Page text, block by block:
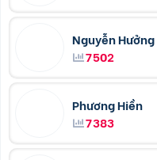
Nguyễn Hưởng
7502
Phương Hiền
7383